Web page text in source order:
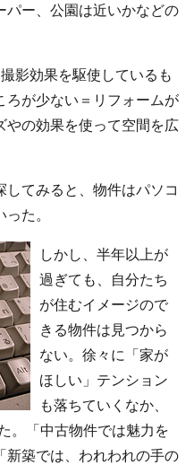
パー、公園は近いかなどの
影効果を駆使しているも
ろが少ない＝リフォームが
やの効果を使って空間を広
てみると、物件はパソコ
た。
しかし、半年以上が
過ぎても、自分たち
が住むイメージので
きる物件は見つから
ない。徐々に「家が
ほしい」テンション
も落ちていくなか、
。「中古物件では魅力を
新築では、われわれの手の